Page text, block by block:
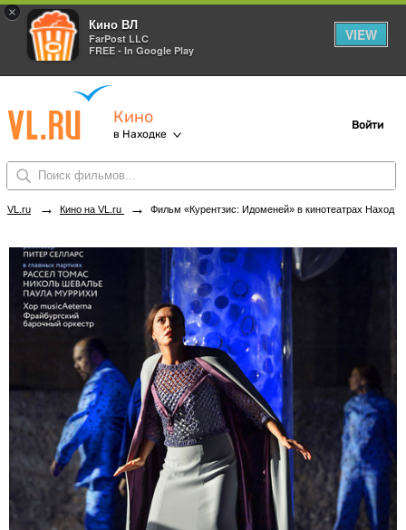
×
Кино ВЛ
FarPost LLC
FREE - In Google Play
VIEW
Кино
в Находке
Войти
VL.ru → Кино на VL.ru → Фильм «Курентзис: Идоменей» в кинотеатрах Находки. Купить билеты!